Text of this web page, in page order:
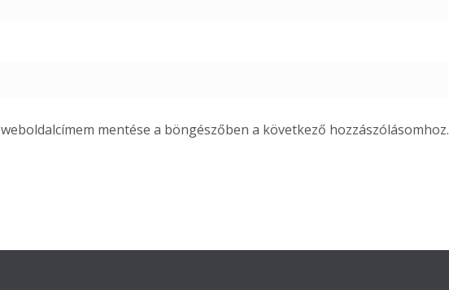
mentése a böngészőben a következő hozzászólásomhoz.